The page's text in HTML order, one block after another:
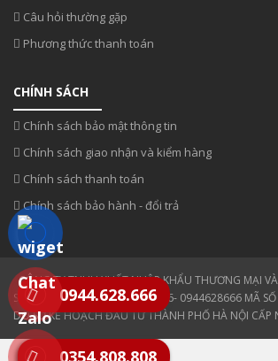
Câu hỏi thường gặp
Phương thức thanh toán
CHÍNH SÁCH
Chính sách bảo mật thông tin
Chính sách giao nhận và kiểm hàng
Chính sách thanh toán
Chính sách bảo hành - đổi trả
CÔNG TY TNHH XUẤT NHẬP KHẨU THƯƠNG MẠI
SĐT: 0354 808 808- 0943330886- 0944628666 MÃ
DO SỞ KẾ HOẠCH ĐẦU TƯ THÀNH PHỐ HÀ NỘI
0354.808.808
0944.628.666